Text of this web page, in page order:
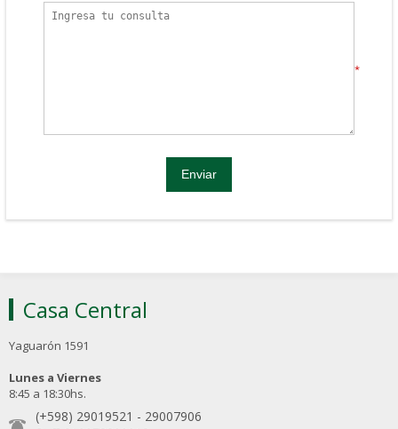
*
Casa Central
Yaguarón 1591
Lunes a Viernes
8:45 a 18:30hs.
(+598) 29019521 - 29007906